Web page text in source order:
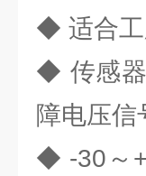
◆ 适合工
◆ 传感器
障电压信
◆ -30～